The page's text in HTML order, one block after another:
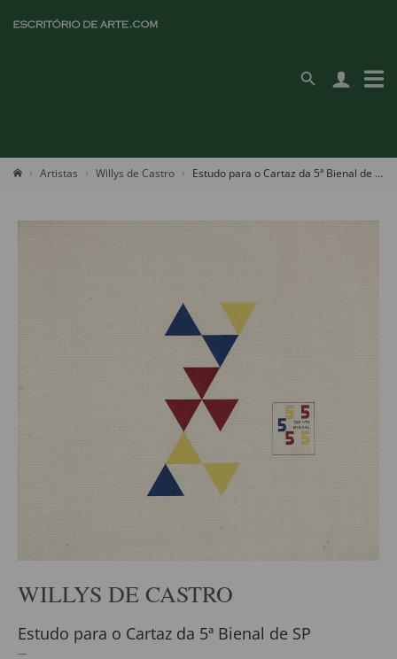
Artistas Willys de Castro Estudo para o Cartaz da 5ª Bienal de SP
WILLYS DE CASTRO
Estudo para o Cartaz da 5ª Bienal de SP